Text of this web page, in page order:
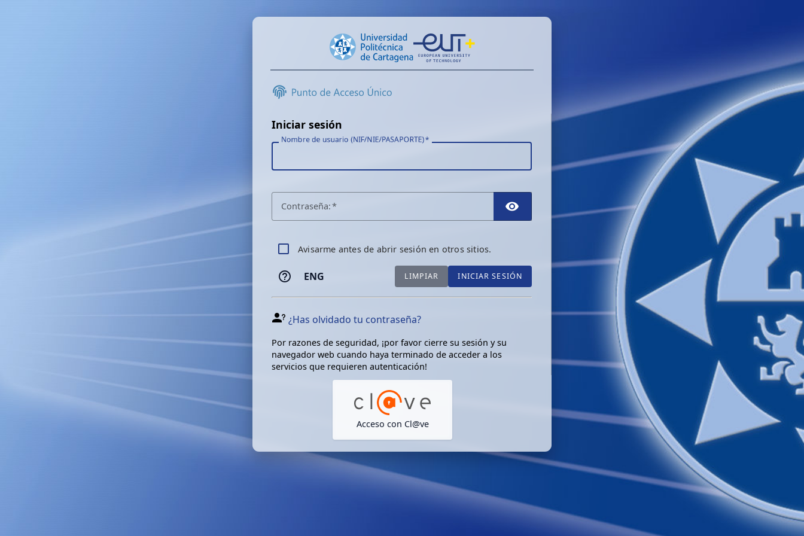
Iniciar sesión
Nombre de usuario (NIF/NIE/PASAPORTE)
Contraseña: TOGGLE PASSWORD
Avisarme antes de abrir sesión en otros sitios.
ENG LIMPIAR INICIAR SESIÓN
¿Has olvidado tu contraseña?
Por razones de seguridad, ¡por favor cierre su sesión y su
navegador web cuando haya terminado de acceder a los
servicios que requieren autenticación!